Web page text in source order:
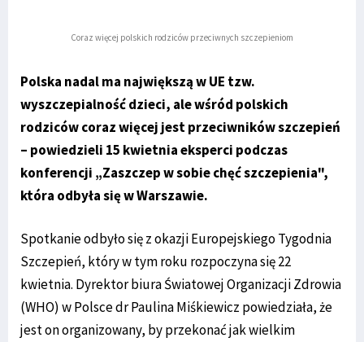
Coraz więcej polskich rodziców przeciwnych szczepieniom
Polska nadal ma największą w UE tzw.
wyszczepialność dzieci, ale wśród polskich
rodziców coraz więcej jest przeciwników szczepień
– powiedzieli 15 kwietnia eksperci podczas
konferencji „Zaszczep w sobie chęć szczepienia",
która odbyła się w Warszawie.
Spotkanie odbyło się z okazji Europejskiego Tygodnia
Szczepień, który w tym roku rozpoczyna się 22
kwietnia. Dyrektor biura Światowej Organizacji Zdrowia
(WHO) w Polsce dr Paulina Miśkiewicz powiedziała, że
jest on organizowany, by przekonać jak wielkim